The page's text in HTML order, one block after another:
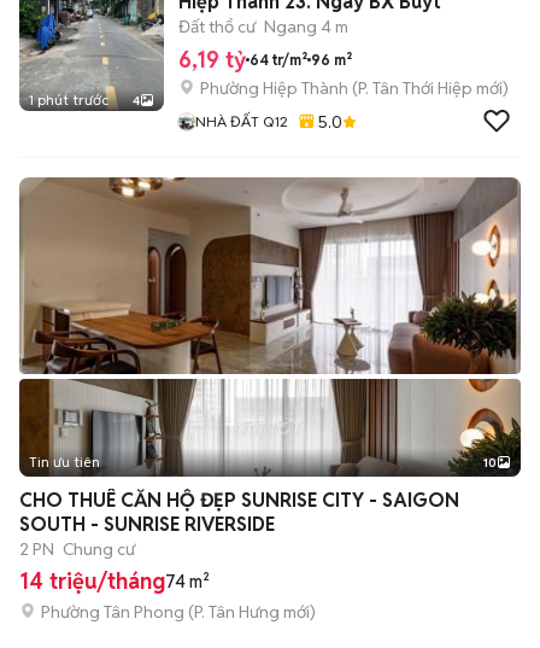
1 phút trước 4
Đất thổ cư Ngang 4 m
6,19 tỷ 64 tr/m² 96 m²
Phường Hiệp Thành (P. Tân Thới Hiệp mới)
NHÀ ĐẤT Q12 5.0
+2
Tin ưu tiên 10
CHO THUÊ CĂN HỘ ĐẸP SUNRISE CITY - SAIGON
SOUTH - SUNRISE RIVERSIDE
2 PN Chung cư
14 triệu/tháng74 m²
Phường Tân Phong (P. Tân Hưng mới)